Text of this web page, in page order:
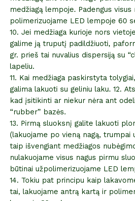
medžiagą lempoje. Padengus visus
polimerizuojame LED lempoje 60
10. Jei medžiaga kurioje nors
galime ją truputį padildžiuoti,
gr. prieš tai nuvalius dispersiją su
lapeliu.
11. Kai medžiaga paskirstyta
galima lakuoti su geliniu laku. 12.
kad įsitikinti ar niekur nėra ant
“rubber” bazės.
13. Pirmą sluoksnį galite lakuoti
(lakuojame po vieną nagą, trumpai
taip išvengiant medžiagos
nulakuojame visus nagus pirmu
būtinai užpolimerizuojame LED
14. Tokiu pat principu kaip
tai, lakuojame antrą kartą ir